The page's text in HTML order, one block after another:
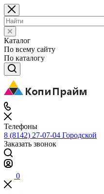
Каталог
По всему сайту
По каталогу
Телефоны
8 (8142) 27-07-04 Городской
Заказать звонок
0